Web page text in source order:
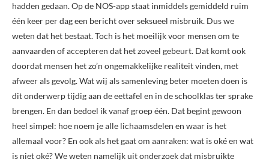
hadden gedaan. Op de NOS-app staat inmiddels gemiddeld ruim
één keer per dag een bericht over seksueel misbruik. Dus we
weten dat het bestaat. Toch is het moeilijk voor mensen om te
aanvaarden of accepteren dat het zoveel gebeurt. Dat komt ook
doordat mensen het zo’n ongemakkelijke realiteit vinden, met
afweer als gevolg. Wat wij als samenleving beter moeten doen is
dit onderwerp tijdig aan de eettafel en in de schoolklas ter sprake
brengen. En dan bedoel ik vanaf groep één. Dat begint gewoon
heel simpel: hoe noem je alle lichaamsdelen en waar is het
allemaal voor? En ook als het gaat om aanraken: wat is oké en wat
is niet oké? We weten namelijk uit onderzoek dat misbruikte